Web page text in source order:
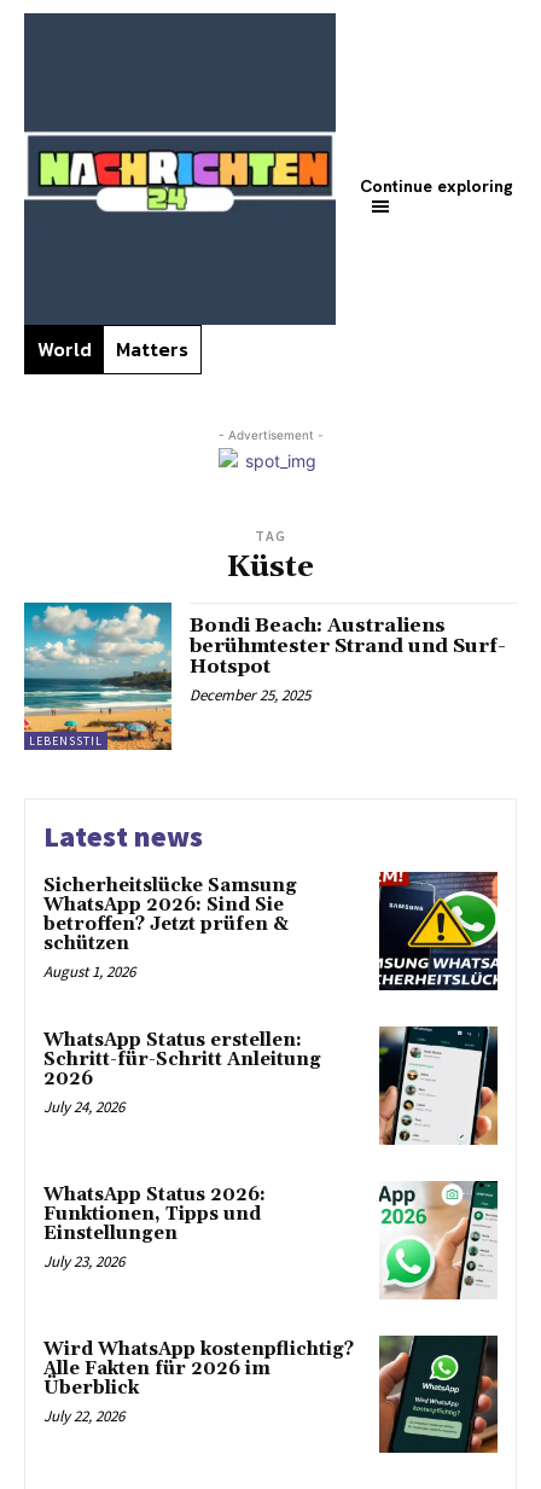
World Matters
Continue exploring
- Advertisement -
TAG
Küste
LEBENSSTIL
Bondi Beach: Australiens
berühmtester Strand und Surf-
Hotspot
December 25, 2025
Latest news
Sicherheitslücke Samsung
WhatsApp 2026: Sind Sie
betroffen? Jetzt prüfen &
schützen
August 1, 2026
WhatsApp Status erstellen:
Schritt-für-Schritt Anleitung
2026
July 24, 2026
WhatsApp Status 2026:
Funktionen, Tipps und
Einstellungen
July 23, 2026
Wird WhatsApp kostenpflichtig?
Alle Fakten für 2026 im
Überblick
July 22, 2026